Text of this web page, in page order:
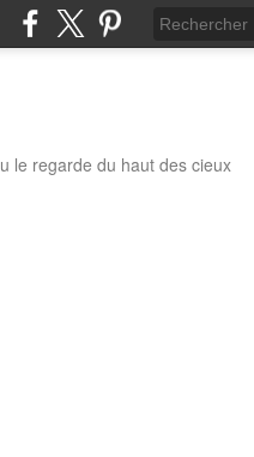
le regarde du haut des cieux